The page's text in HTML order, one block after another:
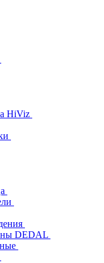
HiViz
DEDAL